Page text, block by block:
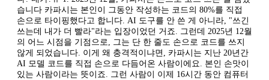
습니다 카파시는 본인이 그동안 작성하는 코드의 80%를 직접
손으로 타이핑했다고 합니다. AI 도구를 안 쓴 게 아니라, "쓰긴
쓰는데 내가 더 빨라"라는 입장이었던 거죠. 그런데 2025년 12월
의 어느 시점을 기점으로, 그는 단 한 줄도 손으로 코드를 쓰지
않게 되었습니다. 이게 왜 충격적이냐면, 카파시는 지난 20년간
AI 모델 코드를 직접 손으로 다듬어온 사람이에요. 본인 손맛이
있는 사람이라는 뜻이죠. 그런 사람이 이제 16시간 동안 컴퓨터